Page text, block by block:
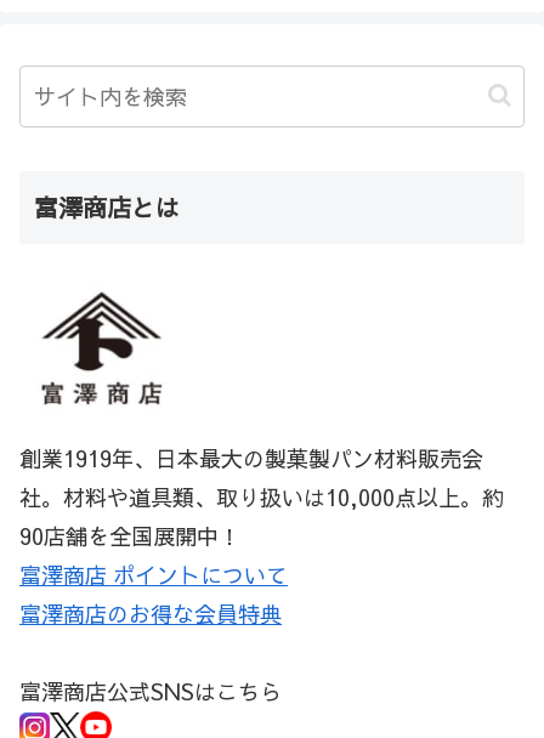
富澤商店とは
創業1919年、日本最大の製菓製パン材料販売会
社。材料や道具類、取り扱いは10,000点以上。約
90店舗を全国展開中！
富澤商店 ポイントについて
富澤商店のお得な会員特典
富澤商店公式SNSはこちら